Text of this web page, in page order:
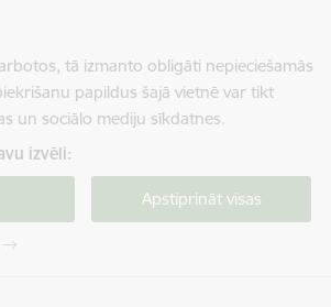
tā izmanto obligāti nepieciešamās
papildus šajā vietnē var tikt
un sociālo mediju sīkdatnes.
izvēli:
Apstiprināt visas